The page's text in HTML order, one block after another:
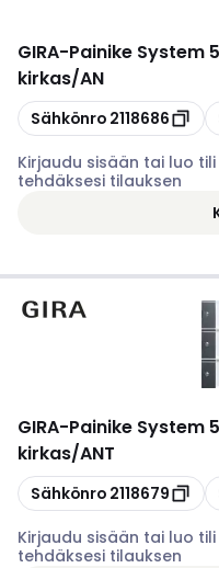
GIRA-Painike System
kirkas/AN
Kopioi
Sähkönro 2118686
Kirjaudu sisään tai luo
tehdäksesi tilauksen
GIRA-Painike System
kirkas/ANT
Kopioi
Sähkönro 2118679
Kirjaudu sisään tai luo
tehdäksesi tilauksen